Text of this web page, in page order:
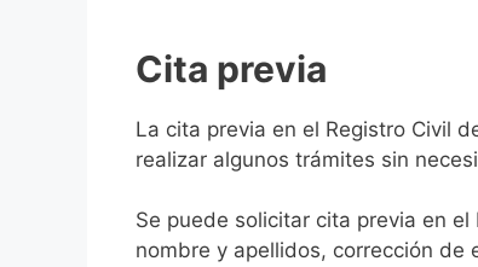
Cita previa
​​​​​​​​​​​​​​​​​​​​​​​​​​​​La cita previa en el Registro Civil
realizar algunos trámites sin
Se puede solicitar cita previa en
nombre y apellidos, corrección de